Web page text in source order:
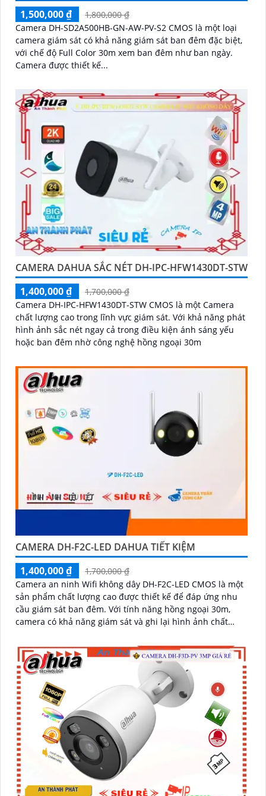
1,500,000 ₫
1,800,000 ₫
Camera DH-SD2A500HB-GN-AW-PV-S2 CMOS là một loại
camera giám sát có khả năng giám sát ban đêm đặc biệt,
với chế độ Full Color 30m xem ban đêm như ban ngày.
Camera được thiết kế...
CAMERA DAHUA SẮC NÉT DH-IPC-HFW1430DT-STW
1,400,000 ₫
1,700,000 ₫
Camera DH-IPC-HFW1430DT-STW CMOS là một Camera
chất lượng cao trong lĩnh vực giám sát. Với khả năng phát
hình ảnh sắc nét ngay cả trong điều kiện ánh sáng yếu
hoặc ban đêm nhờ công nghệ hồng ngoại 30m
CAMERA DH-F2C-LED DAHUA TIẾT KIỆM
1,400,000 ₫
1,700,000 ₫
Camera an ninh Wifi không dây DH-F2C-LED CMOS là một
sản phẩm chất lượng cao được thiết kế để đáp ứng nhu
cầu giám sát ban đêm. Với tính năng hồng ngoại 30m,
camera có khả năng giám sát và ghi lại hình ảnh chất